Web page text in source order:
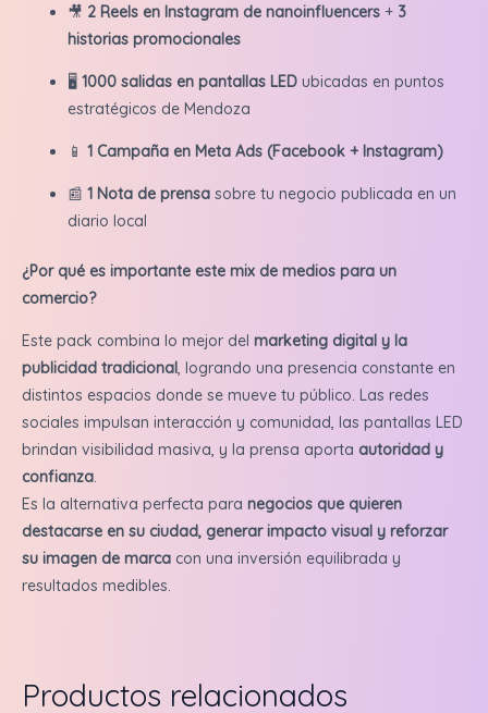
🎥 2 Reels en Instagram de nanoinfluencers + 3
historias promocionales
🖥️ 1000 salidas en pantallas LED ubicadas en puntos
estratégicos de Mendoza
📱 1 Campaña en Meta Ads (Facebook + Instagram)
📰 1 Nota de prensa sobre tu negocio publicada en un
diario local
¿Por qué es importante este mix de medios para un
comercio?
Este pack combina lo mejor del marketing digital y la
publicidad tradicional, logrando una presencia constante en
distintos espacios donde se mueve tu público. Las redes
sociales impulsan interacción y comunidad, las pantallas LED
brindan visibilidad masiva, y la prensa aporta autoridad y
confianza.
Es la alternativa perfecta para negocios que quieren
destacarse en su ciudad, generar impacto visual y reforzar
su imagen de marca con una inversión equilibrada y
resultados medibles.
Productos relacionados